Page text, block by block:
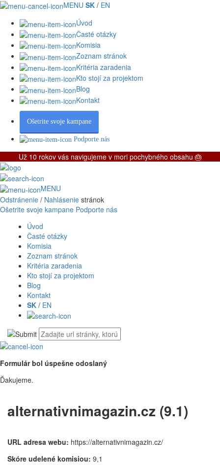
MENU SK / EN
Úvod
Časté otázky
Komisia
Zoznam stránok
Kritéria zaradenia
Kto stojí za projektom
Blog
Kontakt
Ošetrite svoje kampane
Podporte nás
Už 10 rokov vás navigujeme v mori pochybného obsahu 🎂
MENU
Odstránenie / Nahlásenie stránok
Ošetrite svoje kampane Podporte nás
Úvod
Časté otázky
Komisia
Zoznam stránok
Kritéria zaradenia
Kto stojí za projektom
Blog
Kontakt
SK / EN
Formulár bol úspešne odoslaný
Ďakujeme.
alternativnimagazin.cz (9.1)
URL adresa webu: https://alternativnimagazin.cz/
Skóre udelené komisiou: 9,1